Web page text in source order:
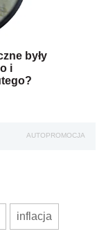
były
i
AUTOPROMOCJA
inflacja